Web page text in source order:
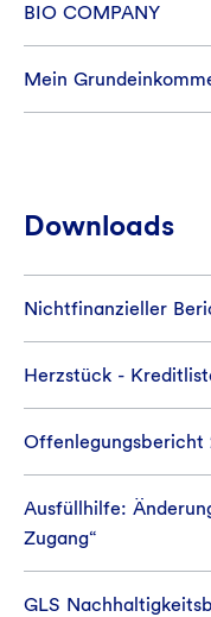
BIO COMPANY
Mein
Downloads
Nichtfinanzieller
Herzstück -
Offenlegungsbericht
Ausfüllhilfe:
Zugang“
GLS